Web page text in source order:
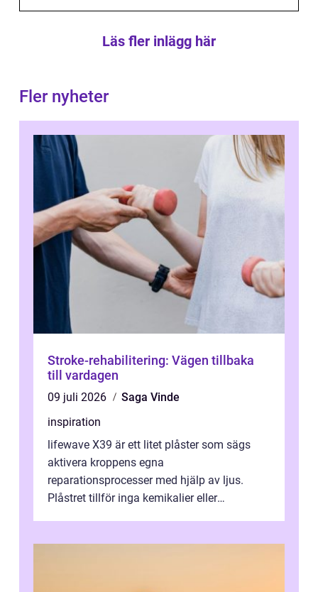
Läs fler inlägg här
Fler nyheter
Stroke-rehabilitering: Vägen tillbaka
till vardagen
09 juli 2026
Saga Vinde
inspiration
lifewave X39 är ett litet plåster som sägs
aktivera kroppens egna
reparationsprocesser med hjälp av ljus.
Plåstret tillför inga kemikalier eller